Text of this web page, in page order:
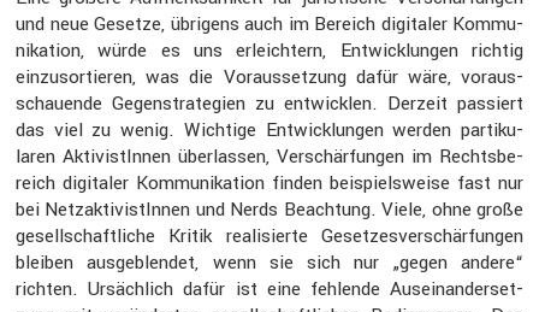
und neue Gesetze, übrigens auch im Bereich digitaler Kommu­
ni­ka­tion, würde es uns erleich­tern, Entwick­lungen richtig
einzu­sor­tieren, was die Voraus­set­zung dafür wäre, voraus­
schau­ende Gegen­stra­te­gien zu entwicklen. Derzeit passiert
das viel zu wenig. Wichtige Entwick­lungen werden parti­ku­
laren Aktivis­tInnen überlassen, Verschär­fungen im Rechts­be­
reich digitaler Kommu­ni­ka­tion finden beispiels­weise fast nur
bei Netzak­ti­vis­tInnen und Nerds Beach­tung. Viele, ohne große
gesell­schaft­liche Kritik reali­sierte Geset­zes­ver­schär­fungen
bleiben ausge­blendet, wenn sie sich nur „gegen andere“
richten. Ursäch­lich dafür ist eine fehlende Ausein­an­der­set­